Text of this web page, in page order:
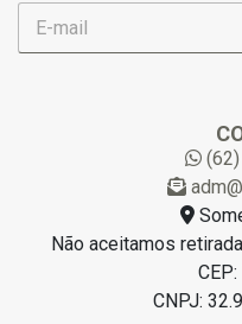
E
m
(62)
Não aceitamos
CNPJ: